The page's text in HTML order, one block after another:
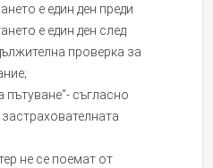
е един ден преди
е един ден след
проверка за
пътуване"- съгласно
не се поемат от